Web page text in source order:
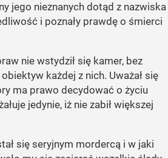
jego nieznanych dotąd z nazwiska
i poznały prawdę o śmierci
nie wstydził się kamer, bez
każdej z nich. Uważał się
ma prawo decydować o życiu
jedynie, iż nie zabił większej
się seryjnym mordercą i w jaki